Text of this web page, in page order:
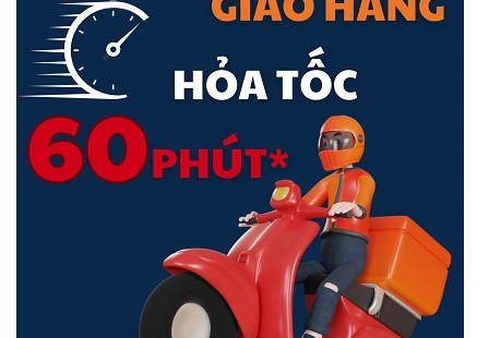
Các linh kiện bên trong của LS105G được bảo vệ bởi vỏ kim loại
chất lượng cao để đảm bảo tuổi thọ sản phẩm lâu dài. LS105G đã
vượt qua một loạt các bài kiểm tra độ tin cậy nghiêm ngặt, thiết bị
mang lại hiệu suất chuyển đổi tuyệt vời. Kích thước nhỏ gọn của
thiết bị thật lý tưởng để triển khai trên máy tính để bàn hoặc ghế